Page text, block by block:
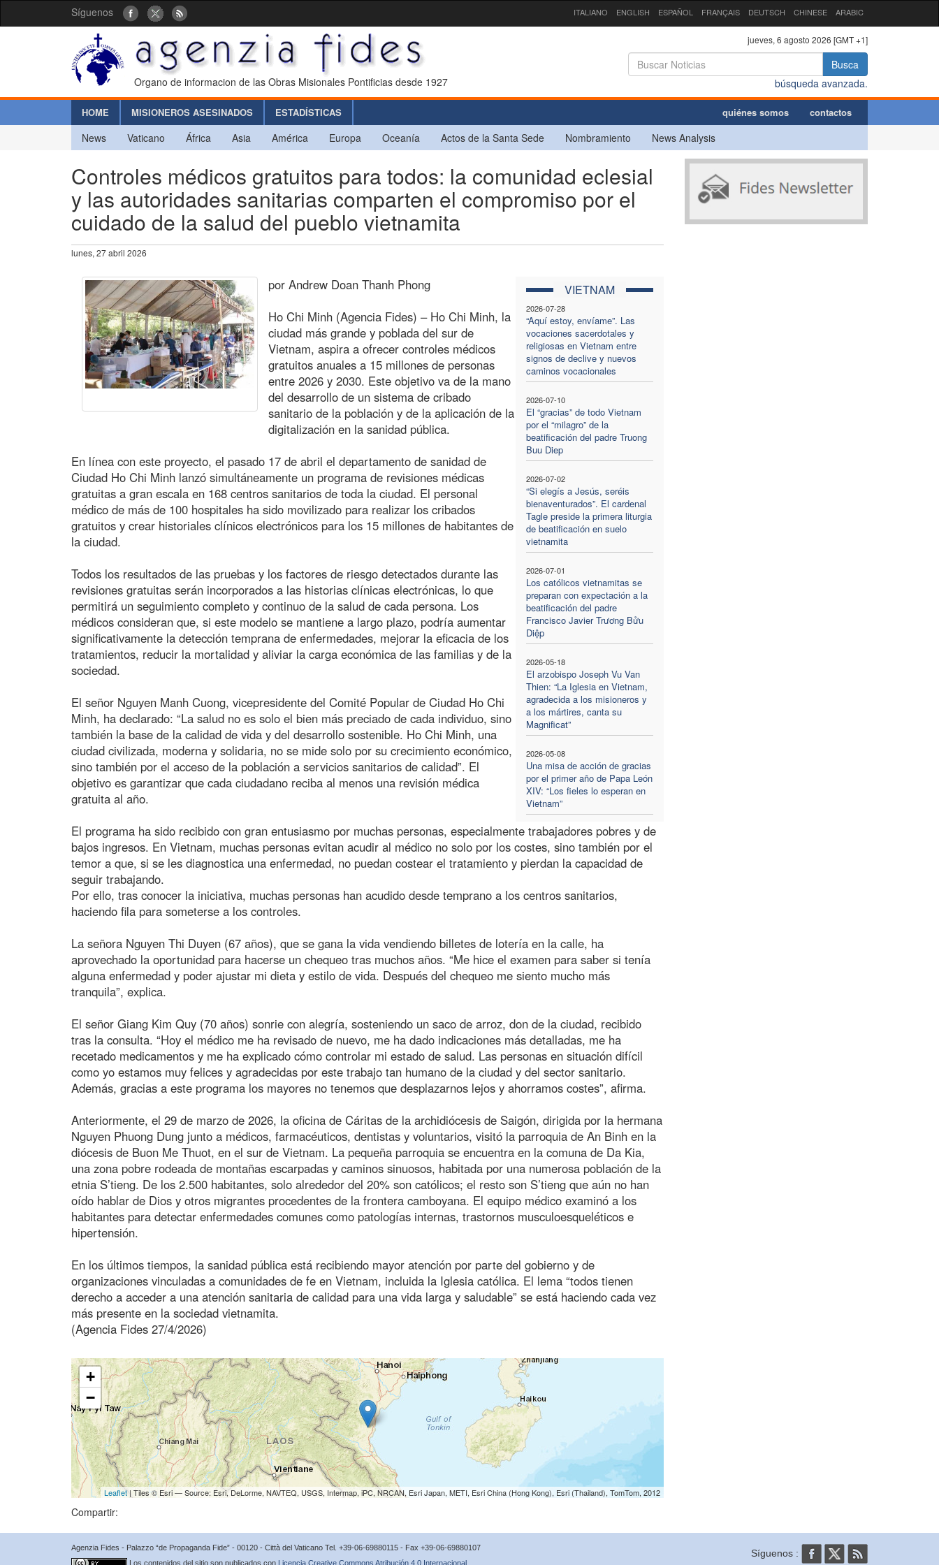
Síguenos ITALIANO ENGLISH ESPAÑOL FRANÇAIS DEUTSCH CHINESE ARABIC
Organo de informacion de las Obras Misionales Pontificias desde 1927
jueves, 6 agosto 2026 [GMT +1]
Busca
búsqueda avanzada.
HOME MISIONEROS ASESINADOS ESTADÍSTICAS quiénes somos contactos
News Vaticano África Asia América Europa Oceanía Actos de la Santa Sede Nombramiento News Analysis
Controles médicos gratuitos para todos: la comunidad eclesial
y las autoridades sanitarias comparten el compromiso por el
cuidado de la salud del pueblo vietnamita
lunes, 27 abril 2026
VIETNAM
2026-07-28
“Aquí estoy, envíame”. Las
vocaciones sacerdotales y
religiosas en Vietnam entre
signos de declive y nuevos
caminos vocacionales
2026-07-10
El “gracias” de todo Vietnam
por el “milagro” de la
beatificación del padre Truong
Buu Diep
2026-07-02
“Si elegís a Jesús, seréis
bienaventurados”. El cardenal
Tagle preside la primera liturgia
de beatificación en suelo
vietnamita
2026-07-01
Los católicos vietnamitas se
preparan con expectación a la
beatificación del padre
Francisco Javier Trương Bửu
Diệp
2026-05-18
El arzobispo Joseph Vu Van
Thien: “La Iglesia en Vietnam,
agradecida a los misioneros y
a los mártires, canta su
Magnificat”
2026-05-08
Una misa de acción de gracias
por el primer año de Papa León
XIV: “Los fieles lo esperan en
Vietnam”
por Andrew Doan Thanh Phong
Ho Chi Minh (Agencia Fides) – Ho Chi Minh, la
ciudad más grande y poblada del sur de
Vietnam, aspira a ofrecer controles médicos
gratuitos anuales a 15 millones de personas
entre 2026 y 2030. Este objetivo va de la mano
del desarrollo de un sistema de cribado
sanitario de la población y de la aplicación de la
digitalización en la sanidad pública.
En línea con este proyecto, el pasado 17 de abril el departamento de sanidad de
Ciudad Ho Chi Minh lanzó simultáneamente un programa de revisiones médicas
gratuitas a gran escala en 168 centros sanitarios de toda la ciudad. El personal
médico de más de 100 hospitales ha sido movilizado para realizar los cribados
gratuitos y crear historiales clínicos electrónicos para los 15 millones de habitantes de
la ciudad.
Todos los resultados de las pruebas y los factores de riesgo detectados durante las
revisiones gratuitas serán incorporados a las historias clínicas electrónicas, lo que
permitirá un seguimiento completo y continuo de la salud de cada persona. Los
médicos consideran que, si este modelo se mantiene a largo plazo, podría aumentar
significativamente la detección temprana de enfermedades, mejorar la eficacia de los
tratamientos, reducir la mortalidad y aliviar la carga económica de las familias y de la
sociedad.
El señor Nguyen Manh Cuong, vicepresidente del Comité Popular de Ciudad Ho Chi
Minh, ha declarado: “La salud no es solo el bien más preciado de cada individuo, sino
también la base de la calidad de vida y del desarrollo sostenible. Ho Chi Minh, una
ciudad civilizada, moderna y solidaria, no se mide solo por su crecimiento económico,
sino también por el acceso de la población a servicios sanitarios de calidad”. El
objetivo es garantizar que cada ciudadano reciba al menos una revisión médica
gratuita al año.
El programa ha sido recibido con gran entusiasmo por muchas personas, especialmente trabajadores pobres y de
bajos ingresos. En Vietnam, muchas personas evitan acudir al médico no solo por los costes, sino también por el
temor a que, si se les diagnostica una enfermedad, no puedan costear el tratamiento y pierdan la capacidad de
seguir trabajando.
Por ello, tras conocer la iniciativa, muchas personas han acudido desde temprano a los centros sanitarios,
haciendo fila para someterse a los controles.
La señora Nguyen Thi Duyen (67 años), que se gana la vida vendiendo billetes de lotería en la calle, ha
aprovechado la oportunidad para hacerse un chequeo tras muchos años. “Me hice el examen para saber si tenía
alguna enfermedad y poder ajustar mi dieta y estilo de vida. Después del chequeo me siento mucho más
tranquila”, explica.
El señor Giang Kim Quy (70 años) sonrie con alegría, sosteniendo un saco de arroz, don de la ciudad, recibido
tras la consulta. “Hoy el médico me ha revisado de nuevo, me ha dado indicaciones más detalladas, me ha
recetado medicamentos y me ha explicado cómo controlar mi estado de salud. Las personas en situación difícil
como yo estamos muy felices y agradecidas por este trabajo tan humano de la ciudad y del sector sanitario.
Además, gracias a este programa los mayores no tenemos que desplazarnos lejos y ahorramos costes”, afirma.
Anteriormente, el 29 de marzo de 2026, la oficina de Cáritas de la archidiócesis de Saigón, dirigida por la hermana
Nguyen Phuong Dung junto a médicos, farmacéuticos, dentistas y voluntarios, visitó la parroquia de An Binh en la
diócesis de Buon Me Thuot, en el sur de Vietnam. La pequeña parroquia se encuentra en la comuna de Da Kia,
una zona pobre rodeada de montañas escarpadas y caminos sinuosos, habitada por una numerosa población de la
etnia S’tieng. De los 2.500 habitantes, solo alrededor del 20% son católicos; el resto son S’tieng que aún no han
oído hablar de Dios y otros migrantes procedentes de la frontera camboyana. El equipo médico examinó a los
habitantes para detectar enfermedades comunes como patologías internas, trastornos musculoesqueléticos e
hipertensión.
En los últimos tiempos, la sanidad pública está recibiendo mayor atención por parte del gobierno y de
organizaciones vinculadas a comunidades de fe en Vietnam, incluida la Iglesia católica. El lema “todos tienen
derecho a acceder a una atención sanitaria de calidad para una vida larga y saludable” se está haciendo cada vez
más presente en la sociedad vietnamita.
(Agencia Fides 27/4/2026)
+
−
Leaflet| Tiles © Esri — Source: Esri, DeLorme, NAVTEQ, USGS, Intermap, iPC, NRCAN, Esri Japan, METI, Esri China (Hong Kong), Esri (Thailand), TomTom, 2012
Compartir:
Agenzia Fides - Palazzo “de Propaganda Fide” - 00120 - Città del Vaticano Tel. +39-06-69880115 - Fax +39-06-69880107
Los contenidos del sitio son publicados con Licencia Creative Commons Atribución 4.0 Internacional
Síguenos :